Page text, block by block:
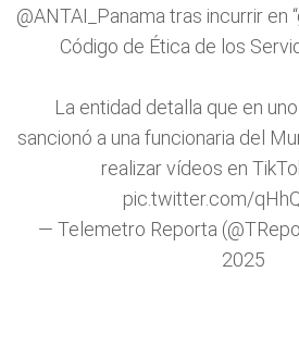
@ANTAI_Panama tras incurrir en
Código de Ética de los
La entidad detalla que en
sancionó a una funcionaria del
realizar vídeos en
pic.twitter.com/
— Telemetro Reporta
2025